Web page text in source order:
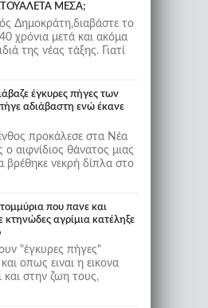
ΜΕΣΑ;
Δημοκράτη,διαβάστε το
χρόνια μετά και ακόμα
της νέας τάξης. Γιατί
έγκυρες πήγες των
αδιάβαστη ενώ έκανε
προκάλεσε στα Νέα
αιφνίδιος θάνατος μιας
βρέθηκε νεκρή δίπλα στο
που πανε και
κτηνώδες αγρίμια κατέληξε
"έγκυρες πήγες"
οπως ειναι η εικονα
και στην ζωη τους,